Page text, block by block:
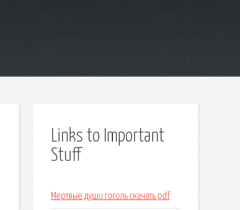
Links to Important
Stuff
Мертвые души гоголь скачать pdf